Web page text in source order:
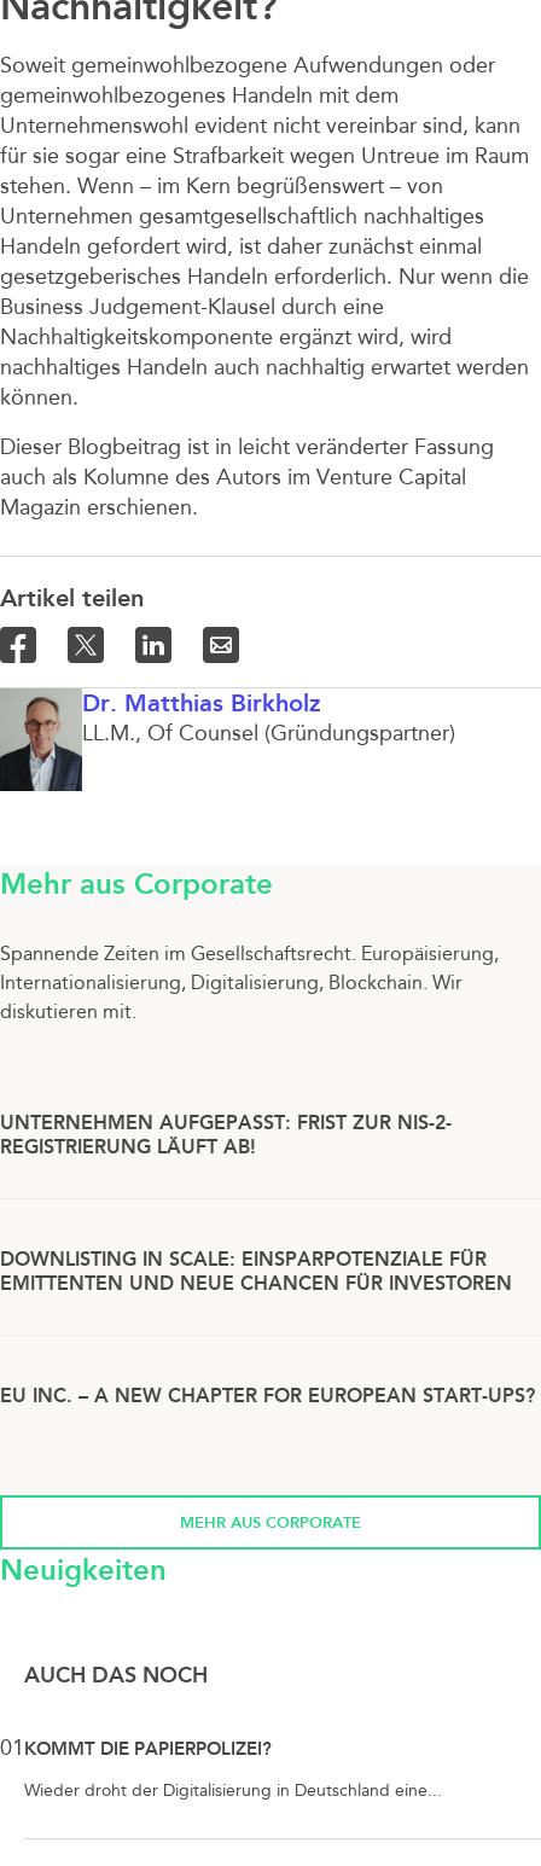
Soweit gemeinwohlbezogene Aufwendungen oder
gemeinwohlbezogenes Handeln mit dem
Unternehmenswohl evident nicht vereinbar sind, kann
für sie sogar eine Strafbarkeit wegen Untreue im Raum
stehen. Wenn – im Kern begrüßenswert – von
Unternehmen gesamtgesellschaftlich nachhaltiges
Handeln gefordert wird, ist daher zunächst einmal
gesetzgeberisches Handeln erforderlich. Nur wenn die
Business Judgement-Klausel durch eine
Nachhaltigkeitskomponente ergänzt wird, wird
nachhaltiges Handeln auch nachhaltig erwartet werden
können.
Dieser Blogbeitrag ist in leicht veränderter Fassung
auch als Kolumne des Autors im Venture Capital
Magazin erschienen.
Artikel teilen
Dr. Matthias Birkholz
LL.M. Of Counsel (Gründungspartner)
Mehr aus Corporate
Spannende Zeiten im Gesellschaftsrecht. Europäisierung,
Internationalisierung, Digitalisierung, Blockchain. Wir
diskutieren mit.
UNTERNEHMEN AUFGEPASST: FRIST ZUR NIS-2-
REGISTRIERUNG LÄUFT AB!
DOWNLISTING IN SCALE: EINSPARPOTENZIALE FÜR
EMITTENTEN UND NEUE CHANCEN FÜR INVESTOREN
EU INC. – A NEW CHAPTER FOR EUROPEAN START-UPS?
MEHR AUS CORPORATE
Neuigkeiten
AUCH DAS NOCH
01 KOMMT DIE PAPIERPOLIZEI?
Wieder droht der Digitalisierung in Deutschland eine...